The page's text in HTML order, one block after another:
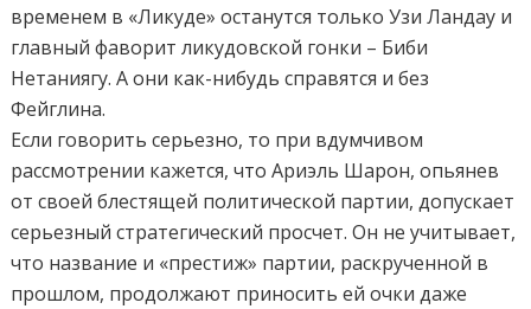
временем в «Ликуде» останутся только Узи Ландау и
главный фаворит ликудовской гонки – Биби
Нетаниягу. А они как-нибудь справятся и без
Фейглина.
Если говорить серьезно, то при вдумчивом
рассмотрении кажется, что Ариэль Шарон, опьянев
от своей блестящей политической партии, допускает
серьезный стратегический просчет. Он не учитывает,
что название и «престиж» партии, раскрученной в
прошлом, продолжают приносить ей очки даже